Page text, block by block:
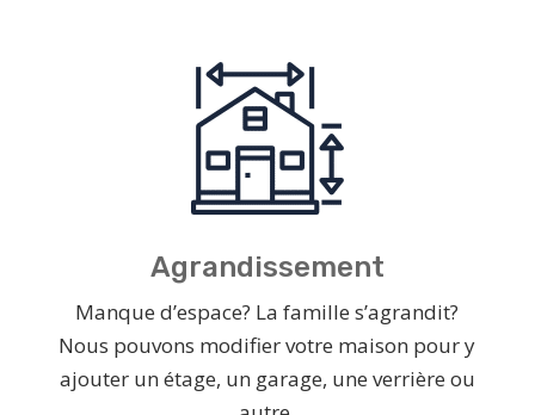
Agrandissement
Manque d’espace? La famille s’agrandit?
Nous pouvons modifier votre maison pour y
ajouter un étage, un garage, une verrière ou